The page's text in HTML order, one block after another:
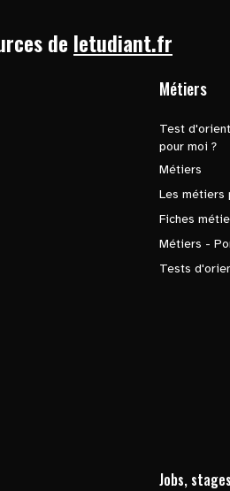
de letudiant.fr
Métiers
Test
pour moi ?
Métiers
Les métiers
Fiches
Métiers -
Tests
Jobs,